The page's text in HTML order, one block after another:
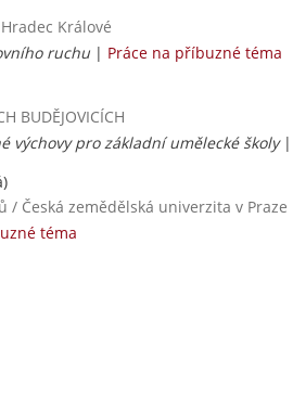
Králové
ruchu | Práce na příbuzné téma
BUDĚJOVICÍCH
výchovy pro základní umělecké školy|
Česká zemědělská univerzita v Praze
téma